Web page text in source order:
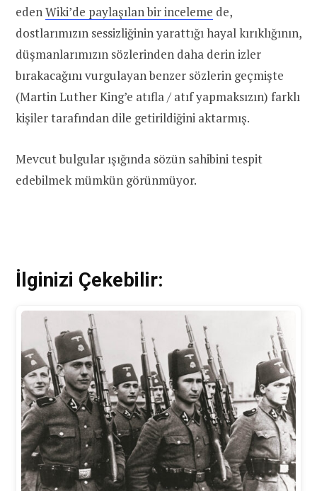
edenWiki’de paylaşılan bir inceleme de,
dostlarımızın sessizliğinin yarattığı hayal kırıklığının,
düşmanlarımızın sözlerinden daha derin izler
bırakacağını vurgulayan benzer sözlerin geçmişte
(Martin Luther King’e atıfla / atıf yapmaksızın) farklı
kişiler tarafından dile getirildiğini aktarmış.
Mevcut bulgular ışığında sözün sahibini tespit
edebilmek mümkün görünmüyor.
İlginizi Çekebilir: